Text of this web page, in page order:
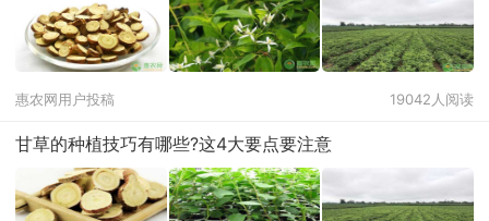
惠农网用户投稿 19042人阅读
甘草的种植技巧有哪些?这4大要点要注意